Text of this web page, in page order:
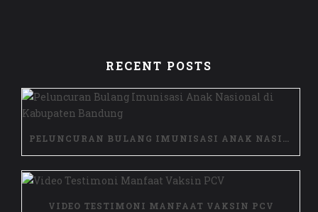
RECENT POSTS
VIDEO TESTIMONI MANFAAT VAKSIN PCV